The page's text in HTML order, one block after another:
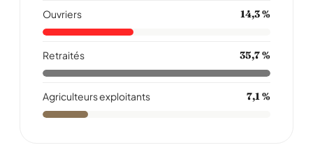
Ouvriers 14,3 %
Retraités 35,7 %
Agriculteurs exploitants 7,1 %